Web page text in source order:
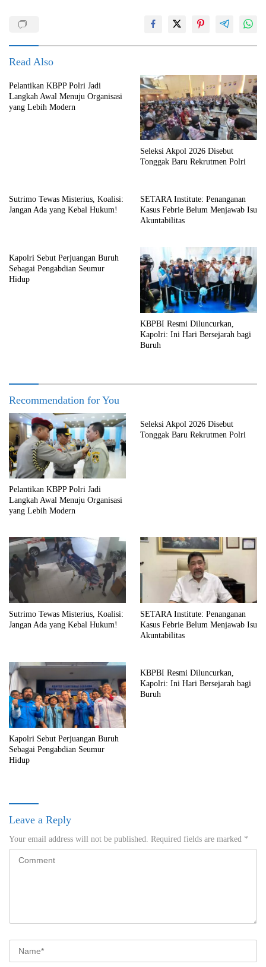
Read Also
Pelantikan KBPP Polri Jadi
Langkah Awal Menuju Organisasi
yang Lebih Modern
Seleksi Akpol 2026 Disebut
Tonggak Baru Rekrutmen Polri
Sutrimo Tewas Misterius, Koalisi:
Jangan Ada yang Kebal Hukum!
SETARA Institute: Penanganan
Kasus Febrie Belum Menjawab Isu
Akuntabilitas
Kapolri Sebut Perjuangan Buruh
Sebagai Pengabdian Seumur
Hidup
KBPBI Resmi Diluncurkan,
Kapolri: Ini Hari Bersejarah bagi
Buruh
Recommendation for You
Pelantikan KBPP Polri Jadi
Langkah Awal Menuju Organisasi
yang Lebih Modern
Seleksi Akpol 2026 Disebut
Tonggak Baru Rekrutmen Polri
Sutrimo Tewas Misterius, Koalisi:
Jangan Ada yang Kebal Hukum!
SETARA Institute: Penanganan
Kasus Febrie Belum Menjawab Isu
Akuntabilitas
Kapolri Sebut Perjuangan Buruh
Sebagai Pengabdian Seumur
Hidup
KBPBI Resmi Diluncurkan,
Kapolri: Ini Hari Bersejarah bagi
Buruh
Leave a Reply
Your email address will not be published. Required fields are marked *